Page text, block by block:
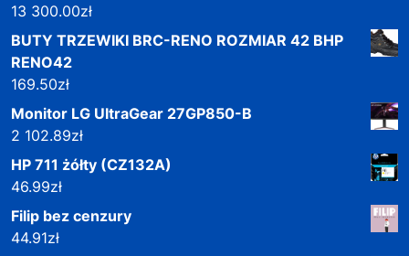
13 300.00zł
BUTY TRZEWIKI BRC-RENO ROZMIAR 42 BHP
RENO42
169.50zł
Monitor LG UltraGear 27GP850-B
2 102.89zł
HP 711 żółty (CZ132A)
46.99zł
Filip bez cenzury
44.91zł